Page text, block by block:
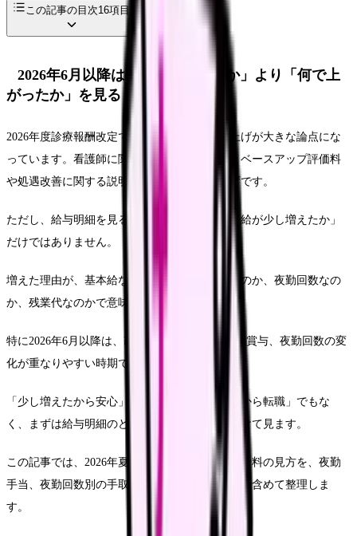
この記事の目次16項目
2026年6月以降は「給料が上がるか」より「何で上
がったか」を見る
2026年度診療報酬改定では、医療従事者の賃上げが大きな論点にな
っています。看護師に関係する仕組みとして、ベースアップ評価料
や処遇改善に関する説明を受けた人もいるはずです。
ただし、給与明細を見るときに大切なのは「月給が少し増えたか」
だけではありません。
増えた理由が、基本給なのか、処遇改善手当なのか、夜勤回数なの
か、残業代なのかで意味が変わります。
特に2026年6月以降は、改定後の給与反映、夏の賞与、夜勤回数の変
化が重なりやすい時期です。
「少し増えたから安心」でも、「増えていないから転職」でもな
く、まずは給与明細のどこが変わったのかを分けて見ます。
この記事では、2026年夏に看護師が確認したい給料の見方を、夜勤
手当、夜勤回数別の手取り感、求人票の比較まで含めて整理しま
す。